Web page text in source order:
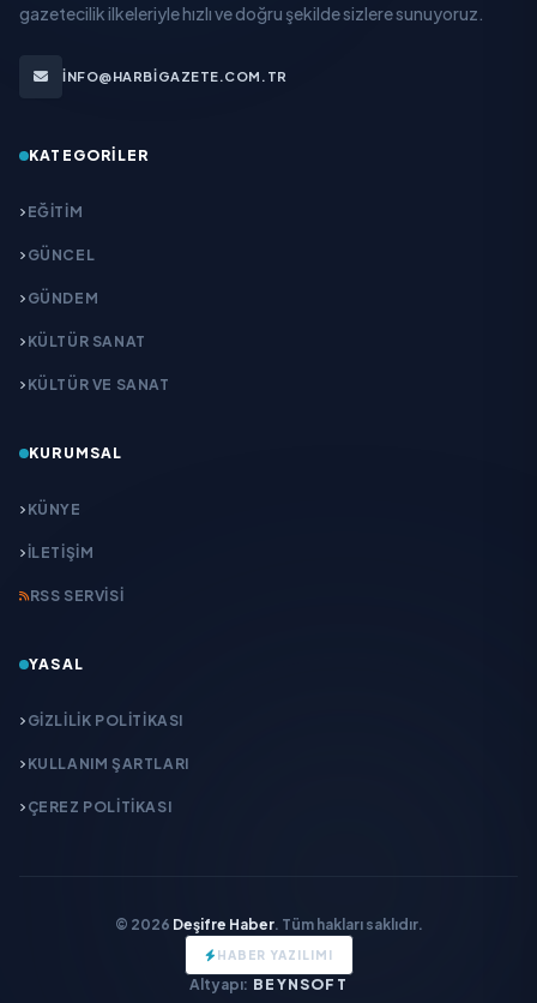
gazetecilik ilkeleriyle hızlı ve doğru şekilde sizlere sunuyoruz.
INFO@HARBIGAZETE.COM.TR
KATEGORILER
EĞITIM
GÜNCEL
GÜNDEM
KÜLTÜR SANAT
KÜLTÜR VE SANAT
KURUMSAL
KÜNYE
İLETIŞIM
RSS SERVISI
YASAL
GIZLILIK POLITIKASI
KULLANIM ŞARTLARI
ÇEREZ POLITIKASI
© 2026 Deşifre Haber. Tüm hakları saklıdır.
HABER YAZILIMI
Altyapı: BEYNSOFT